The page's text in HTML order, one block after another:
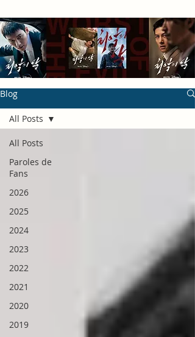
Blog
All Posts
Paroles de
Fans
2026
2025
2024
2023
2022
2021
2020
2019
All Posts